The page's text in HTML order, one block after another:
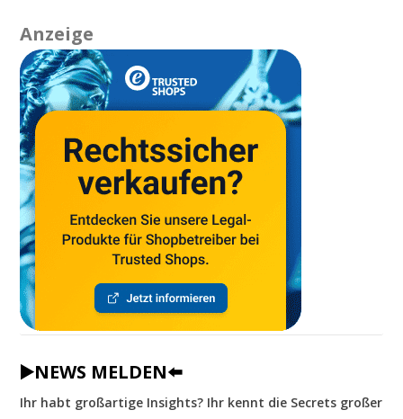
Anzeige
▶️NEWS MELDEN⬅️
Ihr habt großartige Insights? Ihr kennt die Secrets großer